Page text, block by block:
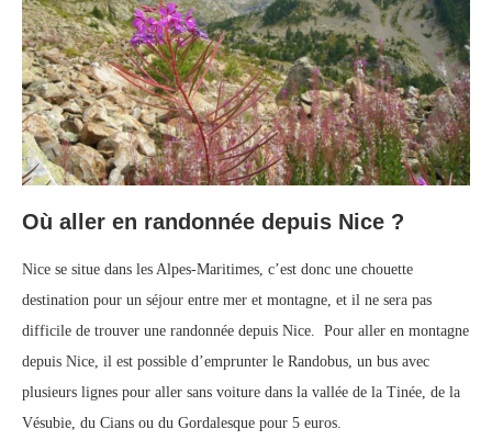
Où aller en randonnée depuis Nice ?
Nice se situe dans les Alpes-Maritimes, c’est donc une chouette
destination pour un séjour entre mer et montagne, et il ne sera pas
difficile de trouver une randonnée depuis Nice. Pour aller en montagne
depuis Nice, il est possible d’emprunter le Randobus, un bus avec
plusieurs lignes pour aller sans voiture dans la vallée de la Tinée, de la
Vésubie, du Cians ou du Gordalesque pour 5 euros.